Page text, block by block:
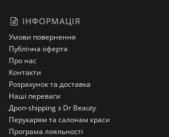
ІНФОРМАЦІЯ
Умови повернення
Публічна оферта
Про нас
Контакти
Розрахунок та доставка
Наші переваги
Дроп-shipping з Dr Beauty
Перукарям та салонам краси
Програма лояльності